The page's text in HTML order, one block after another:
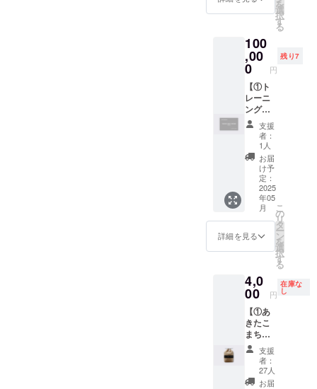
HP ・掲
2025年
5月1
日〜1年
間掲載
・掲載
方法：
文字の
み ・注
意事
項：掲
載を希
望され
る方
は、備
考欄に
お名前
入くだ
さい。
場合は
「掲載
なし」
とご記
入くだ
さい。
支援者
宿泊費
は自己
負担と
す。 ・
当日、
万が一
来られ
ない
パート
ナーが
いた場
合は、
ご希望
に応じ
て支援
金いた
しま
の氏名
掲載権
全ての
リター
ン品に
付属し
ます。
公式HP
にご希
望のお
名前を
記載い
たしま
す。 ・
掲載場
所：
TRANK
SHONA
Nの公式
HP ・掲
載期
間：
2025年
5月1
日〜1年
間掲載
・掲載
方法：
項：掲
載を希
る方
は、備
考欄に
お名前
をご記
入くだ
さい。
より提
供され
たもの
です。
転売等
は固く
禁止い
たしま
す。
②HPへ
の氏名
掲載権
全ての
リター
ン品に
付属し
ます。
公式HP
記載い
たしま
す。 ・
掲載場
所：
TRANK
SHONA
Nの公式
HP ・掲
載期
イン入
りスパ
着1名様
限定
で、現
役プロ
サッ
カー選
手・高
宇洋選
手の実
使用サ
イン入
りスパ
イク
（※）を
お送り
いたし
ます。
※高選手
のご厚
意によ
された
もので
す。転
売等は
固く禁
止いた
しま
す。
②HPへ
の氏名
を
選
択
す
る
100
,00
0 円
残り7
【①ト
レーニ
ング
ウェア
パート
ナー +
②HPへ
の氏名
掲載
権】 ①
トレー
ニング
ウェア
パート
ナー
TRANK
Nのト
レーニ
ング
ウェア
に貴社
のロゴ
を掲載
し、ク
ラブの
活動を
支援
者：
1人
お届
け予
定：
2025
年05
月
詳細を見る
こ
の
リ
タ
ー
ン
を
選
択
す
る
4,0
00 円
在庫な
し
【①あ
きたこ
まち
2kg +
②HPへ
の氏名
掲載
支援
者：
27人
お届